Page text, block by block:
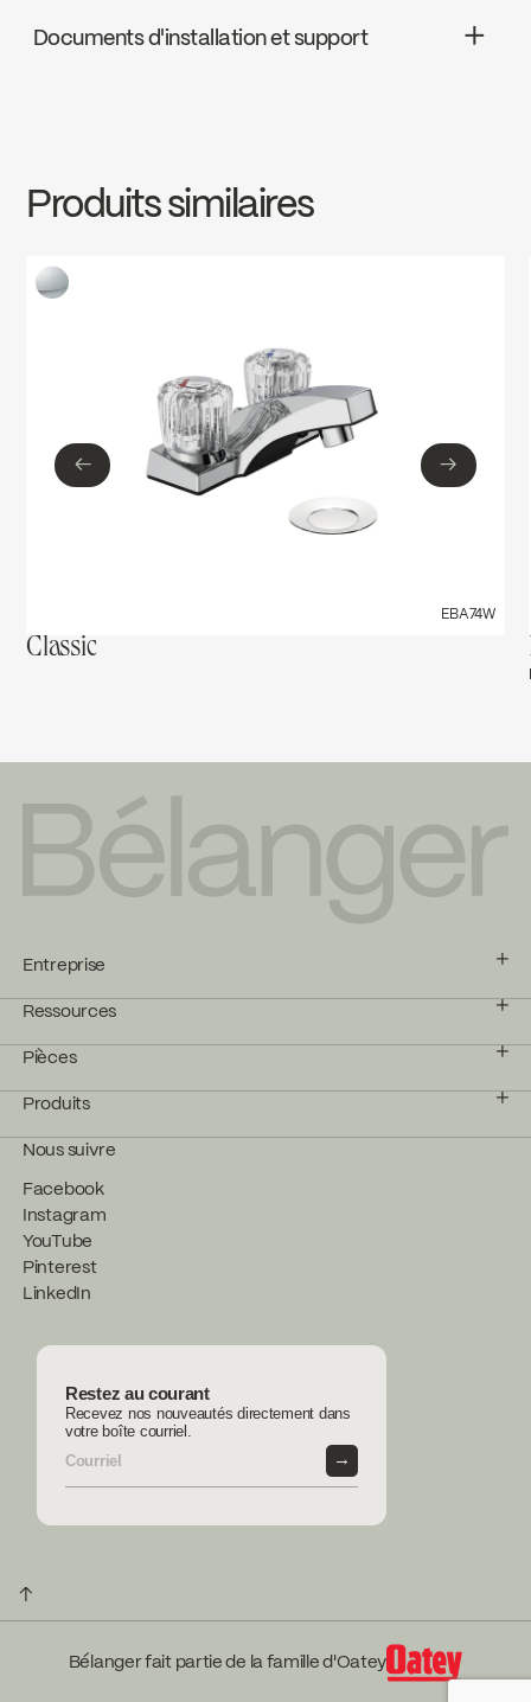
Documents d'installation et support
Download ↘
Produits similaires
← →
EBA74W
Classic
Entreprise
Ressources
Pièces
Produits
Nous suivre
Facebook
Instagram
YouTube
Pinterest
LinkedIn
Restez au courant
Recevez nos nouveautés directement dans
votre boîte courriel.
→
↑
Bélanger fait partie de la famille d'Oatey